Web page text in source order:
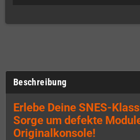
Beschreibung
Erlebe Deine SNES-
Sorge um defekte
Originalkonsole!